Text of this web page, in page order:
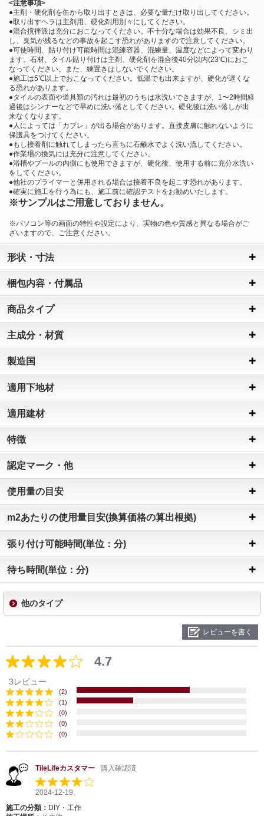
<注意事項>
●主剤・硬化剤を缶から取り出すときは、必要な量だけ取り出してください。
●取り出すヘラは主剤用、硬化剤用別々にしてください。
●混合撹拌派は充分におこなってください。不十分な場合は効果不良、シミ出
し、臭気が残るなどの事故を起こす恐れがありますので注意してください。
●可使時間、貼り付け可能時間は混練容器、混練量、温度などによって変わり
ます。石材、タイル貼り付けは主剤、硬化剤を混合後40分以内(23℃)におこ
なってください。また、練置きはしないでください。
●施工は5℃以上でおこなってください。低温でも出来ますが、硬化が遅くな
る恐れがあります。
●タイルの表面や道具類の汚れは最初のうちは水洗いできますが、1〜2時間経
過後はシンナーなどで早めに洗い落としてください。硬化後は洗い落しが出
来なくなります。
●人によっては「カブレ」が出る場合があります。直接皮膚に触れないように
保護具をつけてください。
●もし接着剤に触れてしまったら直ちに石鹸水でよく洗い流してください。
●作業場の換気には充分に注意してください。
●浴槽やプールの内側にも使用できますが、硬化後、使用する前に充分水洗い
をしてください。
●他社のプライマーと併用される場合は接着不良を起こす恐れがあります。
●確実に施工を行う為にも、施工前に確認テストをお勧めいたします。
※サンプルはご用意しておりません。
※パソコン等の画面の特性や設定により、実物の色や質感と異なる場合がご
ざいますので、ご注意ください。
形状・寸法
梱包内容・付属品
商品タイプ
主成分・材質
製造国
適用下地材
適用建材
特徴
認定マーク・他
使用量の目安
m2あたりの使用量目安(換算価格の算出根拠)
張り付け可能時間(単位：分)
待ち時間(単位：分)
他のタイプ
レビューを書く
4.7
3レビュー
(2)
(1)
(0)
(0)
(0)
TileLifeカスタマー 購入確認済
2024-12-19
施工の分類： DIY・工作